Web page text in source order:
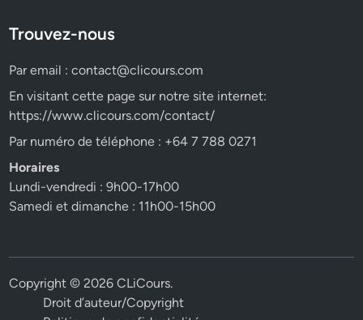
Trouvez-nous
Par email :contact@clicours.com
En visitant cette page sur notre site internet:
https://www.clicours.com/contact/
Par numéro de téléphone : +64 7 788 0271
Horaires
Lundi-vendredi : 9h00-17h00
Samedi et dimanche : 11h00-15h00
Copyright © 2026CLiCours.
Droit d’auteur/Copyright